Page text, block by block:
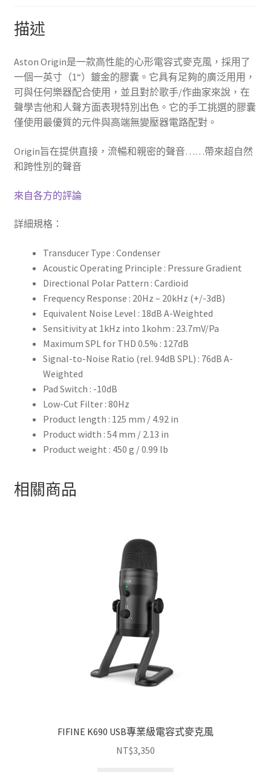
描述
Aston Origin是一款高性能的心形電容式麥克風，採用了
一個一英寸（1“）鍍金的膠囊。它具有足夠的廣泛用用，
可與任何樂器配合使用，並且對於歌手/作曲家來說，在
聲學吉他和人聲方面表現特別出色。它的手工挑選的膠囊
僅使用最優質的元件與高端無變壓器電路配對。
Origin旨在提供直接，流暢和親密的聲音……帶來超自然
和跨性別的聲音
來自各方的評論
詳細規格：
Transducer Type : Condenser
Acoustic Operating Principle : Pressure Gradient
Directional Polar Pattern : Cardioid
Frequency Response : 20Hz – 20kHz (+/-3dB)
Equivalent Noise Level : 18dB A-Weighted
Sensitivity at 1kHz into 1kohm : 23.7mV/Pa
Maximum SPL for THD 0.5% : 127dB
Signal-to-Noise Ratio (rel. 94dB SPL) : 76dB A-
Weighted
Pad Switch : -10dB
Low-Cut Filter : 80Hz
Product length : 125 mm / 4.92 in
Product width : 54 mm / 2.13 in
Product weight : 450 g / 0.99 lb
相關商品
FIFINE K690 USB專業級電容式麥克風
NT$3,350